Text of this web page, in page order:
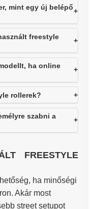
mint egy új belépő
freestyle
ha online
rollerek?
szabni a
FREESTYLE
ha minőségi
Akár most
street setupot